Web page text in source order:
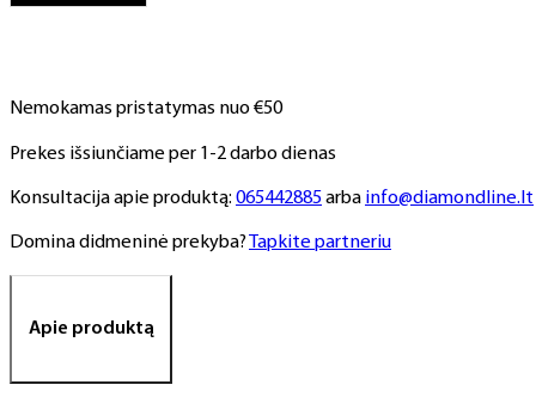
Nemokamas pristatymas nuo €50
Prekes išsiunčiame per 1-2 darbo dienas
Konsultacija apie produktą: 065442885arba info@diamondline.lt
Domina didmeninė prekyba? Tapkite partneriu
Apie produktą